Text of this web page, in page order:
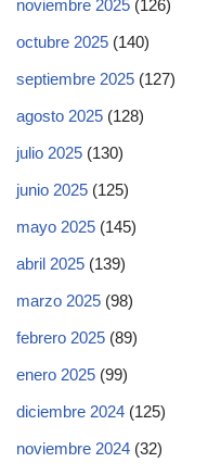
noviembre 2025 (126)
octubre 2025 (140)
septiembre 2025 (127)
agosto 2025 (128)
julio 2025 (130)
junio 2025 (125)
mayo 2025 (145)
abril 2025 (139)
marzo 2025 (98)
febrero 2025 (89)
enero 2025 (99)
diciembre 2024 (125)
noviembre 2024 (32)